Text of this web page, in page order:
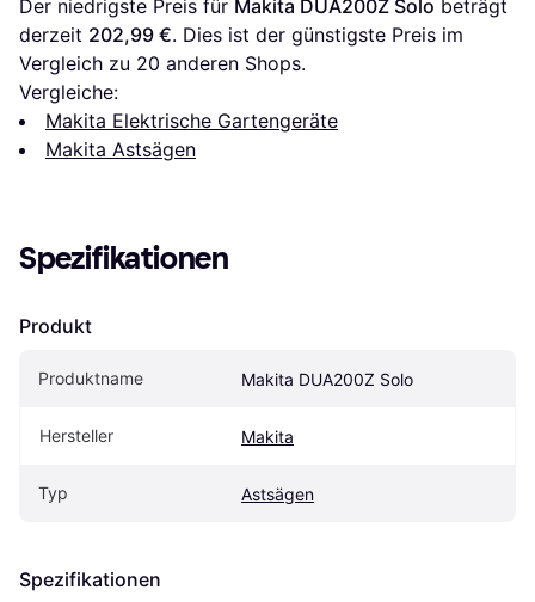
Der niedrigste Preis für Makita DUA200Z Solo beträgt
derzeit 202,99 €. Dies ist der günstigste Preis im
Vergleich zu 20 anderen Shops.
Vergleiche:
Makita Elektrische Gartengeräte
Makita Astsägen
Spezifikationen
Produkt
Produktname Makita DUA200Z Solo
Hersteller Makita
Typ Astsägen
Spezifikationen